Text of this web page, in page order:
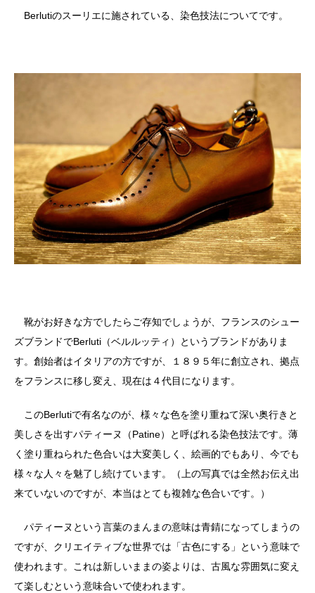
Berlutiのスーリエに施されている、染色技法についてです。
靴がお好きな方でしたらご存知でしょうが、フランスのシュー
ズブランドでBerluti（ベルルッティ）というブランドがありま
す。創始者はイタリアの方ですが、１８９５年に創立され、拠点
をフランスに移し変え、現在は４代目になります。
このBerlutiで有名なのが、様々な色を塗り重ねて深い奥行きと
美しさを出すパティーヌ（Patine）と呼ばれる染色技法です。薄
く塗り重ねられた色合いは大変美しく、絵画的でもあり、今でも
様々な人々を魅了し続けています。（上の写真では全然お伝え出
来ていないのですが、本当はとても複雑な色合いです。）
パティーヌという言葉のまんまの意味は青錆になってしまうの
ですが、クリエイティブな世界では「古色にする」という意味で
使われます。これは新しいままの姿よりは、古風な雰囲気に変え
て楽しむという意味合いで使われます。